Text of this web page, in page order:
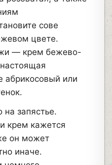
сове
цвете.
— крем бежево-
абрикосовый или
на запястье.
крем кажется
он может
иначе.